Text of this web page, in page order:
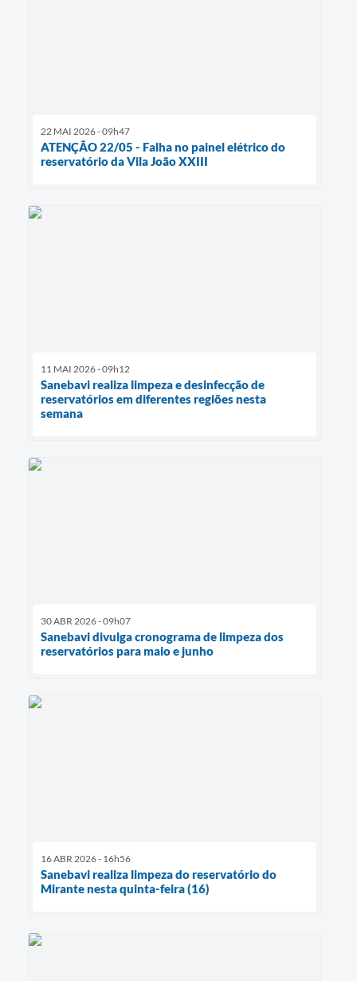
22 MAI 2026 - 09h47
ATENÇÃO 22/05 - Falha no painel elétrico do
reservatório da Vila João XXIII
11 MAI 2026 - 09h12
Sanebavi realiza limpeza e desinfecção de
reservatórios em diferentes regiões nesta
semana
30 ABR 2026 - 09h07
Sanebavi divulga cronograma de limpeza dos
reservatórios para maio e junho
16 ABR 2026 - 16h56
Sanebavi realiza limpeza do reservatório do
Mirante nesta quinta-feira (16)